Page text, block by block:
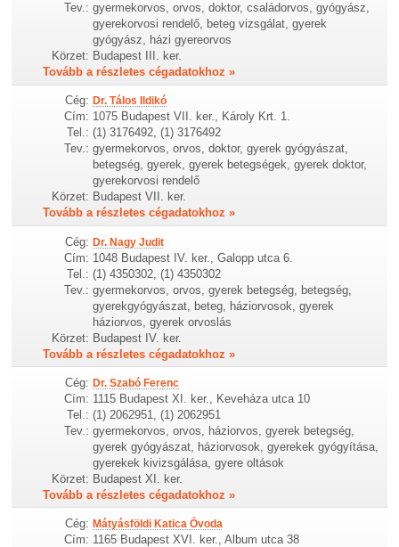
Tev.: gyermekorvos, orvos, doktor, családorvos, gyógyász,
gyerekorvosi rendelő, beteg vizsgálat, gyerek
gyógyász, házi gyereorvos
Körzet: Budapest III. ker.
Tovább a részletes cégadatokhoz »
Cég: Dr. Tálos Ildikó
Cím: 1075 Budapest VII. ker., Károly Krt. 1.
Tel.: (1) 3176492, (1) 3176492
Tev.: gyermekorvos, orvos, doktor, gyerek gyógyászat,
betegség, gyerek, gyerek betegségek, gyerek doktor,
gyerekorvosi rendelő
Körzet: Budapest VII. ker.
Tovább a részletes cégadatokhoz »
Cég: Dr. Nagy Judit
Cím: 1048 Budapest IV. ker., Galopp utca 6.
Tel.: (1) 4350302, (1) 4350302
Tev.: gyermekorvos, orvos, gyerek betegség, betegség,
gyerekgyógyászat, beteg, háziorvosok, gyerek
háziorvos, gyerek orvoslás
Körzet: Budapest IV. ker.
Tovább a részletes cégadatokhoz »
Cég: Dr. Szabó Ferenc
Cím: 1115 Budapest XI. ker., Keveháza utca 10
Tel.: (1) 2062951, (1) 2062951
Tev.: gyermekorvos, orvos, háziorvos, gyerek betegség,
gyerek gyógyászat, háziorvosok, gyerekek gyógyítása,
gyerekek kivizsgálása, gyere oltások
Körzet: Budapest XI. ker.
Tovább a részletes cégadatokhoz »
Cég: Mátyásföldi Katica Óvoda
Cím: 1165 Budapest XVI. ker., Album utca 38